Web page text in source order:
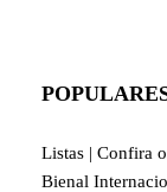
Listas | Confira
Bienal